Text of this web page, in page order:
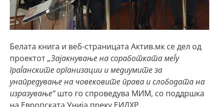
Белата книга и веб-страницата Актив.мк се дел од
проектот„Зајакнување на соработката меѓу
граѓанските организации и медиумите за
унапредување на човековите права и слободата на
изразување“што го спроведува МИМ, со поддршка